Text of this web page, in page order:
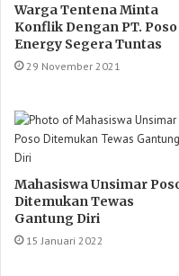
Warga Tentena Minta
Konflik Dengan PT. Poso
Energy Segera Tuntas
29 November 2021
Mahasiswa Unsimar
Ditemukan Tewas
Gantung Diri
15 Januari 2022